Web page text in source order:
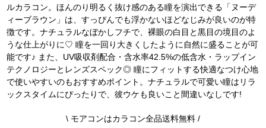
ルカラコン。ほんのり明るく抜け感のある瞳を演出できる「ヌーデ
ィーブラウン」は、すっぴんでも浮かないほどなじみが良いのが特
徴です。ナチュラルなぼかしフチで、裸眼の白目と黒目の境目のよ
うな仕上がりに♡ 瞳を一回り大きくしたように自然に盛ることが可
能です♪ また、UV吸収剤配合・含水率42.5%の低含水・ラップイン
テクノロジーとレンズスペック◎ 瞳にフィットする快適なつけ心地
で使いやすいのもおすすめポイント。ナチュラルで可愛い瞳はリラ
ックスタイムにぴったりで、彼ウケも良いこと間違いなしです!
\ モアコンはカラコン全品送料無料 /